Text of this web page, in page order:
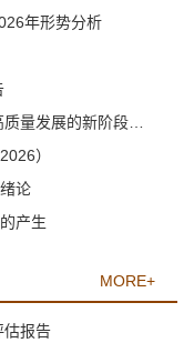
年形势分析
）
论
产生
MORE+
估报告